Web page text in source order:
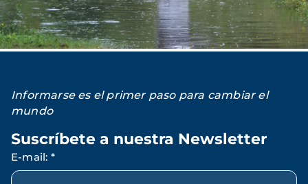
Informarse es el primer paso para cambiar el
mundo
Suscríbete a nuestra Newsletter
E-mail: *